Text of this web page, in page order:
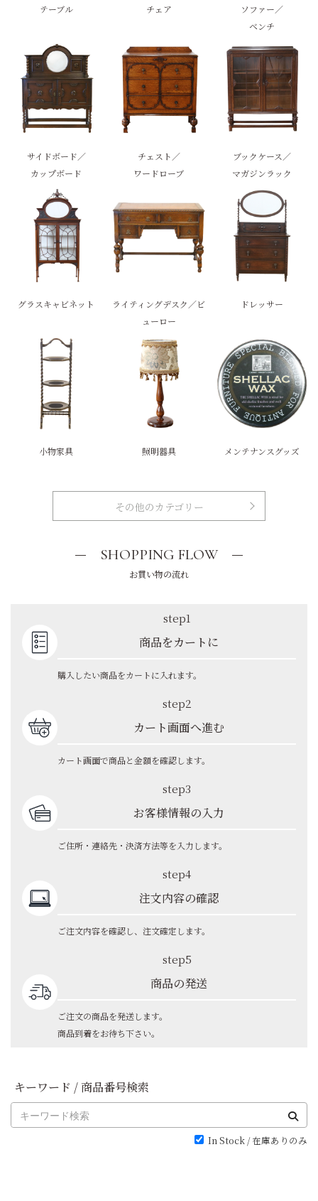
テーブル チェア
ソファー／
ベンチ
サイドボード／
カップボード
チェスト／
ワードローブ
ブックケース／
マガジンラック
グラスキャビネット
ライティングデスク／ビ
ューロー
ドレッサー
小物家具 照明器具 メンテナンスグッズ
その他のカテゴリー
SHOPPING FLOW
お買い物の流れ
step1
商品をカートに
購入したい商品をカートに入れます。
step2
カート画面へ進む
カート画面で商品と金額を確認します。
step3
お客様情報の入力
ご住所・連絡先・決済方法等を入力します。
step4
注文内容の確認
ご注文内容を確認し、注文確定します。
step5
商品の発送
ご注文の商品を発送します。
商品到着をお待ち下さい。
キーワード / 商品番号検索
In Stock / 在庫ありのみ